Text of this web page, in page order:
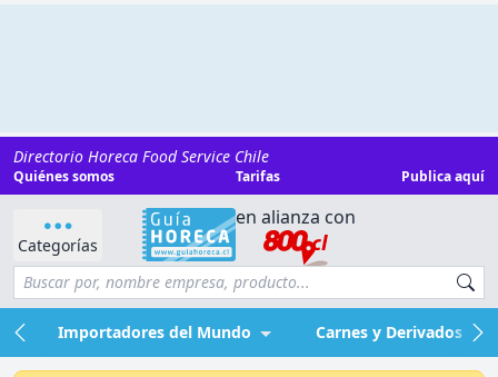
Directorio Horeca Food Service Chile
Quiénes somos Tarifas Publica aquí
Categorías
en alianza con
Importadores del Mundo Carnes y Derivados